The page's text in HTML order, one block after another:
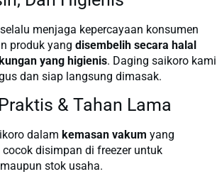
menjaga kepercayaan konsumen
produk yang disembelih secara halal
yang higienis. Daging saikoro kami
dan siap langsung dimasak.
& Tahan Lama
dalam kemasan vakum yang
cocok disimpan di freezer untuk
stok usaha.